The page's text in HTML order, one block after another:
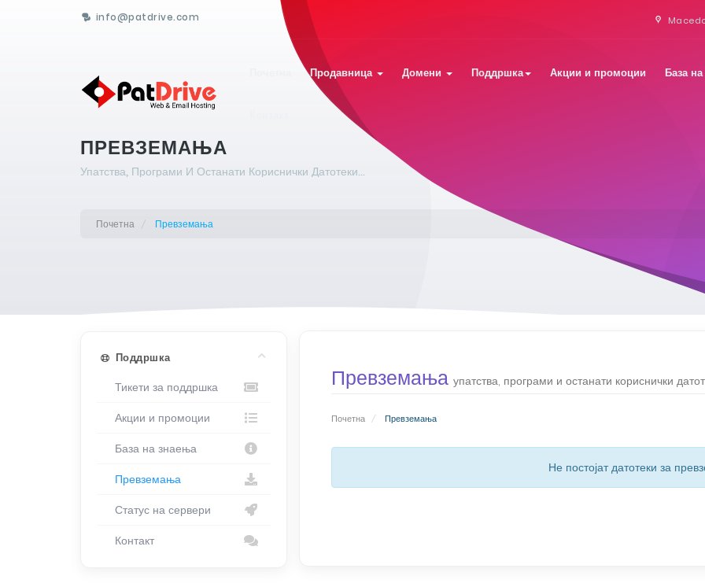
info@patdrive.com
Продавница Домени Поддршка Акции и промоции База
ПРЕВЗЕМАЊА
Упатства, Програми И Останати Кориснички Датотеки...
Почетна Превземања
Превземања упатства, програми и останати кориснички
Почетна Превземања
Не постојат датотеки за
Поддршка
Тикети за поддршка
Акции и промоции
База на знаења
Превземања
Статус на сервери
Контакт